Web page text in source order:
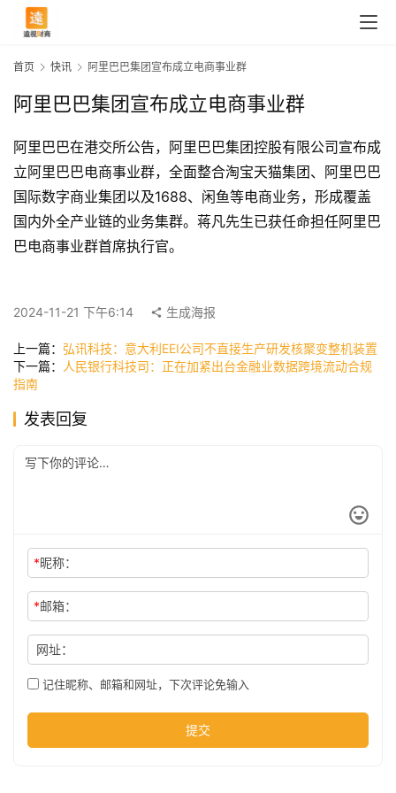
快
讯
司
科
首页 快讯 阿里巴巴集团宣布成立电商事业群
阿里巴巴集团宣布成立电商事业群
阿里巴巴在港交所公告，阿里巴巴集团控股有限公司宣布成
立阿里巴巴电商事业群，全面整合淘宝天猫集团、阿里巴巴
国际数字商业集团以及1688、闲鱼等电商业务，形成覆盖
国内外全产业链的业务集群。蒋凡先生已获任命担任阿里巴
巴电商事业群首席执行官。
2024-11-21 下午6:14 生成海报
上一篇： 弘讯科技：意大利EEI公司不直接生产研发核聚变整机装置
下一篇：
人民银行科技司：正在加紧出台金融业数据跨境流动合规
指南
发表回复
*昵称：
*邮箱：
网址：
记住昵称、邮箱和网址，下次评论免输入
提交